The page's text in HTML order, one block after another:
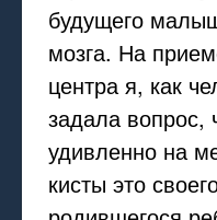
будущего
мозга. На
центра я, как
задала вопрос,
удивленно на
кисты это